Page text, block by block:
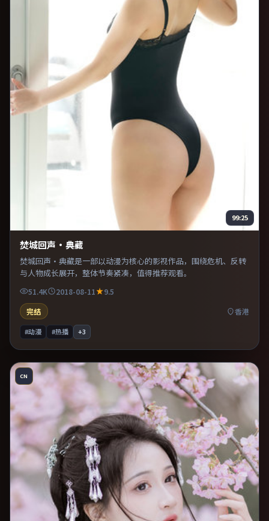
99:25
焚城回声·典藏
焚城回声·典藏是一部以动漫为核心的影视作品，围绕危机、反转
与人物成长展开，整体节奏紧凑，值得推荐观看。
51.4K 2018-08-11
9.5
完结
香港
#动漫 #热播 +3
CN